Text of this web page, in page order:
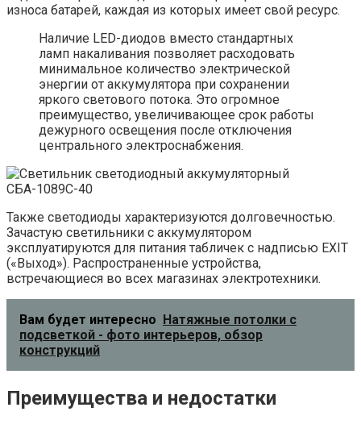
износа батарей, каждая из которых имеет свой ресурс.
Наличие LED-диодов вместо стандартных
ламп накаливания позволяет расходовать
минимальное количество электрической
энергии от аккумулятора при сохранении
яркого светового потока. Это огромное
преимущество, увеличивающее срок работы
дежурного освещения после отключения
центрального электроснабжения.
Также светодиоды характеризуются долговечностью.
Зачастую светильники с аккумулятором
эксплуатируются для питания табличек с надписью EXIT
(«Выход»). Распространенные устройства,
встречающиеся во всех магазинах электротехники.
Вам будет интересно Натяжные потолки с
подсветкой - фото интерьеров, обзор
конструкций
Преимущества и недостатки